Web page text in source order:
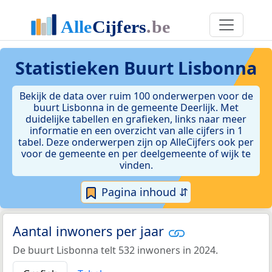
Statistieken Buurt Lisbonna
Bekijk de data over ruim 100 onderwerpen voor de
buurt Lisbonna in de gemeente Deerlijk. Met
duidelijke tabellen en grafieken, links naar meer
informatie en een overzicht van alle cijfers in 1
tabel. Deze onderwerpen zijn op AlleCijfers ook per
voor de gemeente en per deelgemeente of wijk te
vinden.
Pagina inhoud ⇵
Aantal inwoners per jaar
De buurt Lisbonna telt 532 inwoners in 2024.